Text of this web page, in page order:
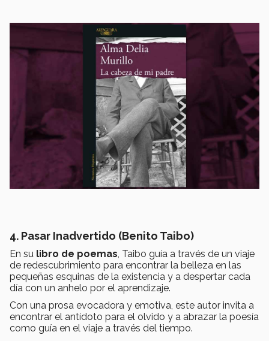
4. Pasar Inadvertido (Benito Taibo)
En su libro de poemas, Taibo guía a través de un viaje
de redescubrimiento para encontrar la belleza en las
pequeñas esquinas de la existencia y a despertar cada
día con un anhelo por el aprendizaje.
Con una prosa evocadora y emotiva, este autor invita a
encontrar el antídoto para el olvido y a abrazar la poesía
como guía en el viaje a través del tiempo.